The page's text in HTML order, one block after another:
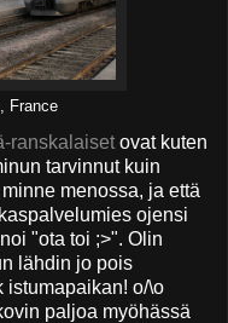
, France
ranskalaiset ovat kuten
tarvinnut kuin
menossa, ja että
ojensi
"ota toi ;>". Olin
lähdin jo pois
istumapaikan! o/\o
paljoa myöhässä